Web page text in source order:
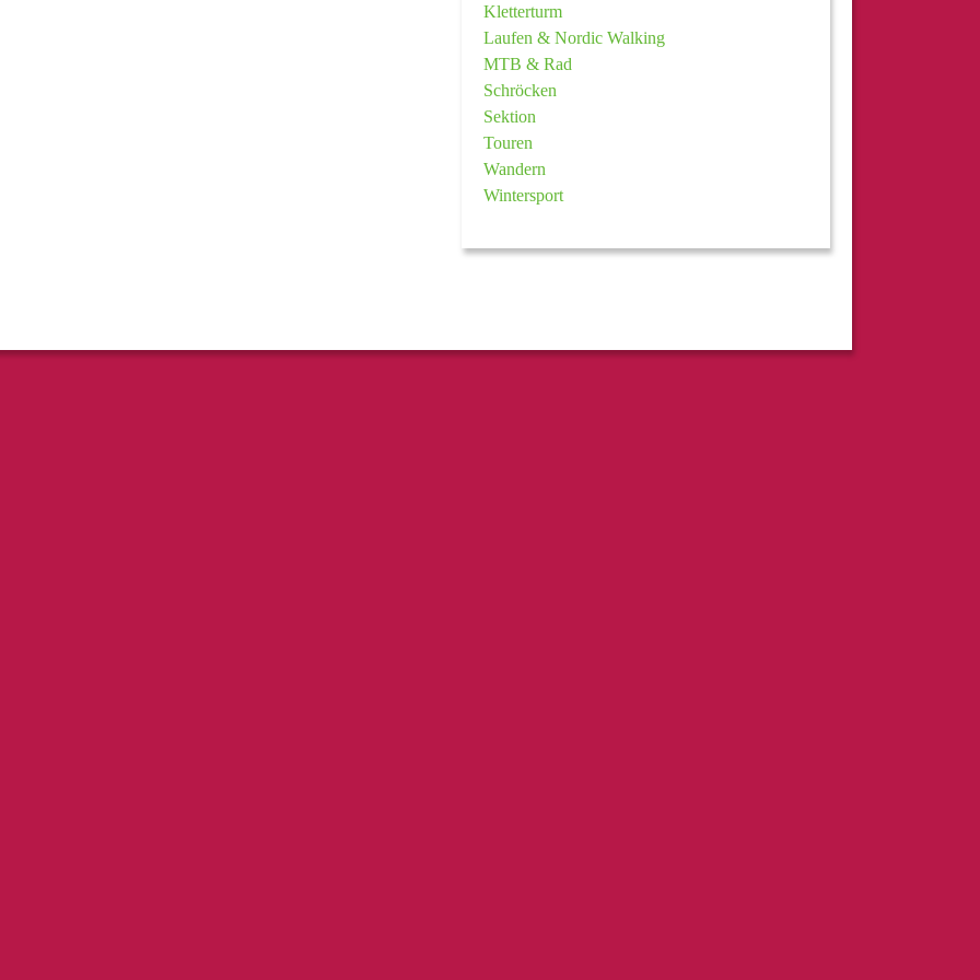
Kletterturm
Laufen & Nordic Walking
MTB & Rad
Schröcken
Sektion
Touren
Wandern
Wintersport